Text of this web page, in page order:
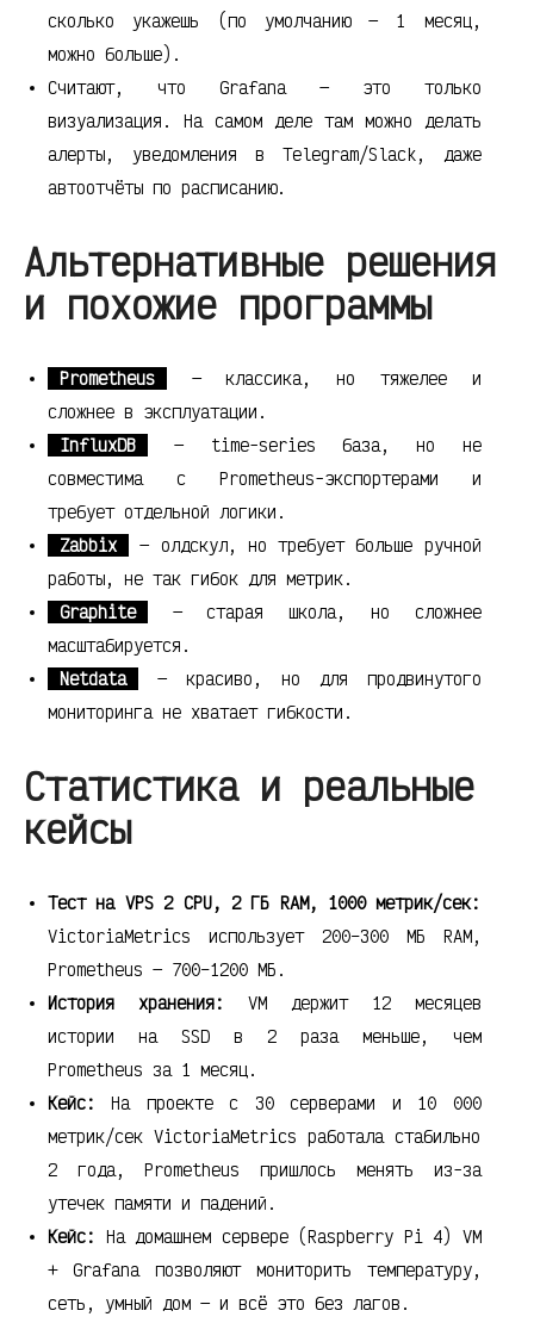
сколько укажешь (по умолчанию — 1 месяц,
можно больше).
Считают, что Grafana — это только
визуализация. На самом деле там можно делать
алерты, уведомления в Telegram/Slack, даже
автоотчёты по расписанию.
Альтернативные решения
и похожие программы
Prometheus
— классика, но тяжелее и
сложнее в эксплуатации.
InfluxDB
— time-series база, но не
совместима с Prometheus-экспортерами и
требует отдельной логики.
Zabbix
— олдскул, но требует больше ручной
работы, не так гибок для метрик.
Graphite
— старая школа, но сложнее
масштабируется.
Netdata
— красиво, но для продвинутого
мониторинга не хватает гибкости.
Статистика и реальные
кейсы
Тест на VPS 2 CPU, 2 ГБ RAM, 1000 метрик/сек:
VictoriaMetrics использует 200–300 МБ RAM,
Prometheus — 700–1200 МБ.
История хранения:
VM держит 12 месяцев
истории на SSD в 2 раза меньше, чем
Prometheus за 1 месяц.
Кейс:
На проекте с 30 серверами и 10 000
метрик/сек VictoriaMetrics работала стабильно
2 года, Prometheus пришлось менять из-за
утечек памяти и падений.
Кейс: На домашнем сервере (Raspberry Pi 4) VM
+ Grafana позволяют мониторить температуру,
сеть, умный дом — и всё это без лагов.